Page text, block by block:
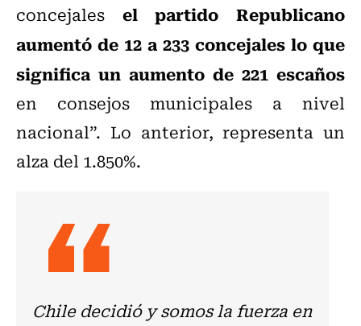
concejales el partido Republicano
aumentó de 12 a 233 concejales lo que
significa un aumento de 221 escaños
en consejos municipales a nivel
nacional”. Lo anterior, representa un
alza del 1.850%.
Chile decidió y somos la fuerza en